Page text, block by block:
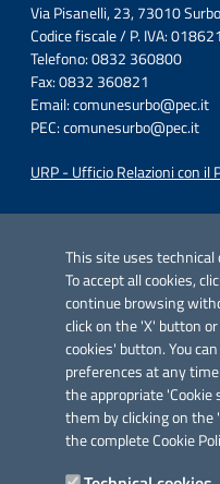
This site uses technical
To accept all cookies,
continue browsing
click on the 'X' button
cookies' button. You
preferences at any
the appropriate
them by clicking on the
the complete Cookie
Via Pisanelli, 23, 73010
Codice fiscale / P. IVA:
Telefono: 0832 360800
Fax: 0832 360821
Email:comunesurbo@pec.it
PEC:comunesurbo@pec.it
URP - Ufficio Relazioni con il
Azione 2.3.
Link utili
Informativa privacy